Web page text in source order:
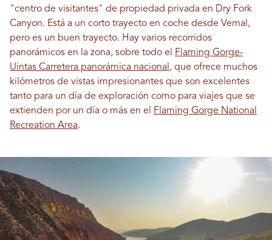
"centro de visitantes" de propiedad privada en Dry Fork
Canyon. Está a un corto trayecto en coche desde Vernal,
pero es un buen trayecto. Hay varios recorridos
panorámicos en la zona, sobre todo el
Flaming Gorge-
Uintas Carretera panorámica nacional , que ofrece muchos
kilómetros de vistas impresionantes que son excelentes
tanto para un día de exploración como para viajes que se
extienden por un día o más en el
Flaming Gorge National
Recreation Area.